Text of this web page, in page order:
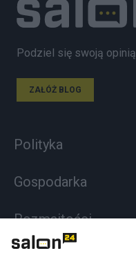
Podziel się swoją opinią
ZAŁÓŻ BLOG
Polityka
Gospodarka
Rozmaitości